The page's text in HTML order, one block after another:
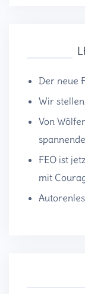
Der neue
Wir
Von
FEO ist
mit